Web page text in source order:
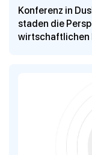
Konferenz in
staden die
wirtschaftlichen